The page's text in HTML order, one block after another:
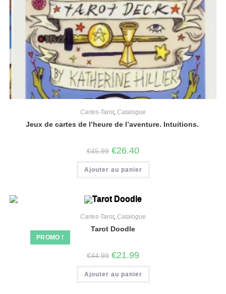
Cartes-Tarot, Catalogue
Jeux de cartes de l’heure de l’aventure. Intuitions.
€45.99 €26.40
Ajouter au panier
PROMO !
Cartes-Tarot, Catalogue
Tarot Doodle
€44.99 €21.99
Ajouter au panier